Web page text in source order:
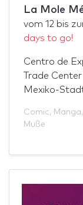
La Mole
vom 12 bis
days to go!
Centro de
Trade Center
Mexiko-
Comic, Manga,
Muße